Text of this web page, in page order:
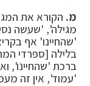
מ. הקורא את
מגילה', 'שעשה
'שהחיינו' אף
בלילה [ספרדי
ברכת 'שהחיינו',
'עמוד', אין זה